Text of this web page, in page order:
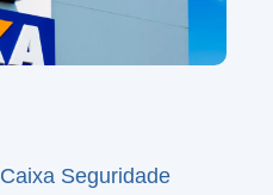
Caixa Seguridade